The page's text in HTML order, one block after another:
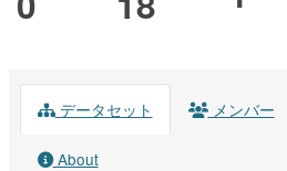
データセット メンバー
About